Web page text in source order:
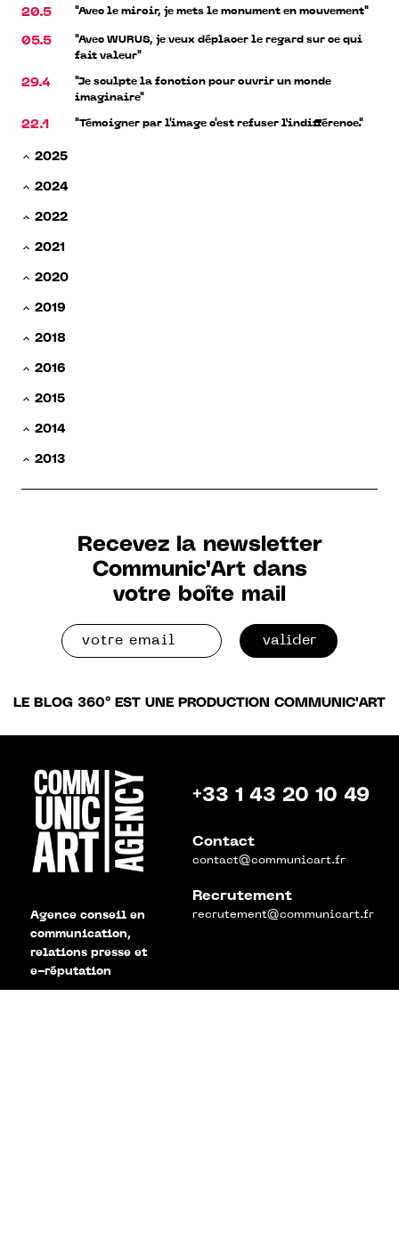
20.5 "Avec le miroir, je mets le monument en mouvement"
05.5
"Avec WURUS, je veux déplacer le regard sur ce qui
fait valeur"
29.4
"Je sculpte la fonction pour ouvrir un monde
imaginaire"
22.1 "Témoigner par l'image c'est refuser l’indifférence."
2025
2024
2022
2021
2020
2019
2018
2016
2015
2014
2013
Recevez la newsletter
Communic'Art dans
votre boîte mail
valider
LE BLOG 360° EST UNE PRODUCTION COMMUNIC'ART
Agence conseil en
communication,
relations presse et
e-réputation
+33 1 43 20 10 49
Contact
contact@communicart.fr
Recrutement
recrutement@communicart.fr